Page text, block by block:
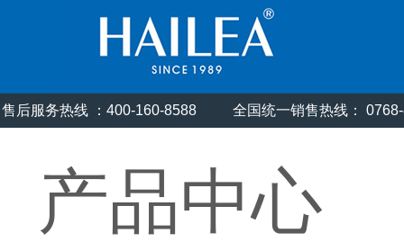
产品中心
售后服务热线 ：400-160-8588 全国统一销售热线：